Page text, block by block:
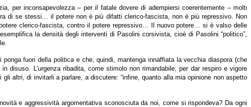
per inconsapevolezza – per il fatale dovere di adempiersi coerentemente – molti
di se stessi… il potere non è più difatti clerico-fascista, non è più repressivo. Non
clerico-fascista, contro il potere repressivo… Il nuovo potere… si è valso delle
la densità degli interventi di Pasolini corsivista, cioè di Pasolini “politico”,
fuori della politica e che, quindi, mantenga innaffiata la vecchia diaspora (che
L’urgenza ribadita, come stimolo non rimandabile, per dar respiro e vigore
altri, di invitarli a parlare, a discutere: “infine, quanto alla mia opinione non aspetto
e aggressività argomentativa sconosciuta da noi, come si rispondeva? Da ogni